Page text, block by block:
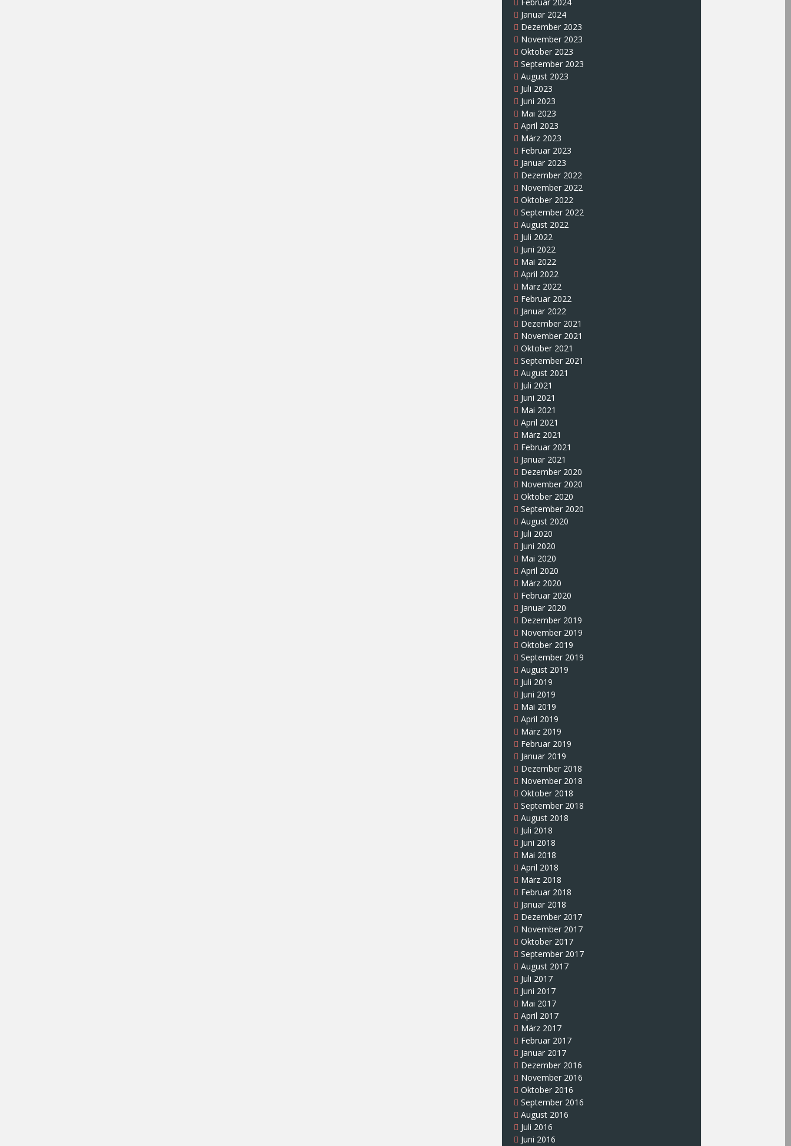
Januar 2024
Dezember 2023
November 2023
Oktober 2023
September 2023
August 2023
Juli 2023
Juni 2023
Mai 2023
April 2023
März 2023
Februar 2023
Januar 2023
Dezember 2022
November 2022
Oktober 2022
September 2022
August 2022
Juli 2022
Juni 2022
Mai 2022
April 2022
März 2022
Februar 2022
Januar 2022
Dezember 2021
November 2021
Oktober 2021
September 2021
August 2021
Juli 2021
Juni 2021
Mai 2021
April 2021
März 2021
Februar 2021
Januar 2021
Dezember 2020
November 2020
Oktober 2020
September 2020
August 2020
Juli 2020
Juni 2020
Mai 2020
April 2020
März 2020
Februar 2020
Januar 2020
Dezember 2019
November 2019
Oktober 2019
September 2019
August 2019
Juli 2019
Juni 2019
Mai 2019
April 2019
März 2019
Februar 2019
Januar 2019
Dezember 2018
November 2018
Oktober 2018
September 2018
August 2018
Juli 2018
Juni 2018
Mai 2018
April 2018
März 2018
Februar 2018
Januar 2018
Dezember 2017
November 2017
Oktober 2017
September 2017
August 2017
Juli 2017
Juni 2017
Mai 2017
April 2017
März 2017
Februar 2017
Januar 2017
Dezember 2016
November 2016
Oktober 2016
September 2016
August 2016
Juli 2016
Juni 2016